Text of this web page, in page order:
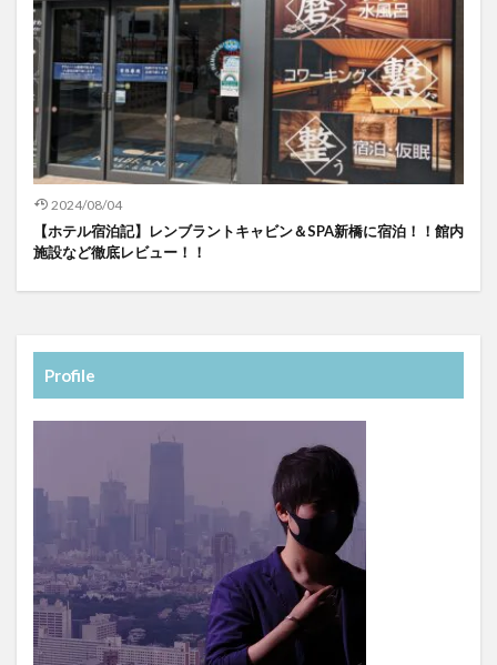
2024/08/04
【ホテル宿泊記】レンブラントキャビン＆SPA新橋に宿泊！！館内
施設など徹底レビュー！！
Profile